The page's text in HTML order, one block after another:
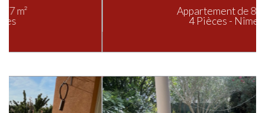
Appartement de 85 m²